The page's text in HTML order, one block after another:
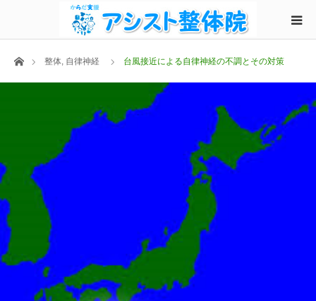
ホーム整体, 自律神経 台風接近による自律神経の不調とその対策